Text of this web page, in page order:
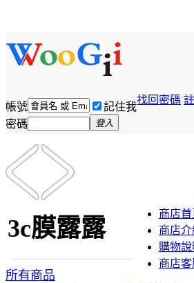
帳號 記住我
找回密碼
密碼 登入
3c膜露露
所有商品
商店首
商店介
購物說
商店客